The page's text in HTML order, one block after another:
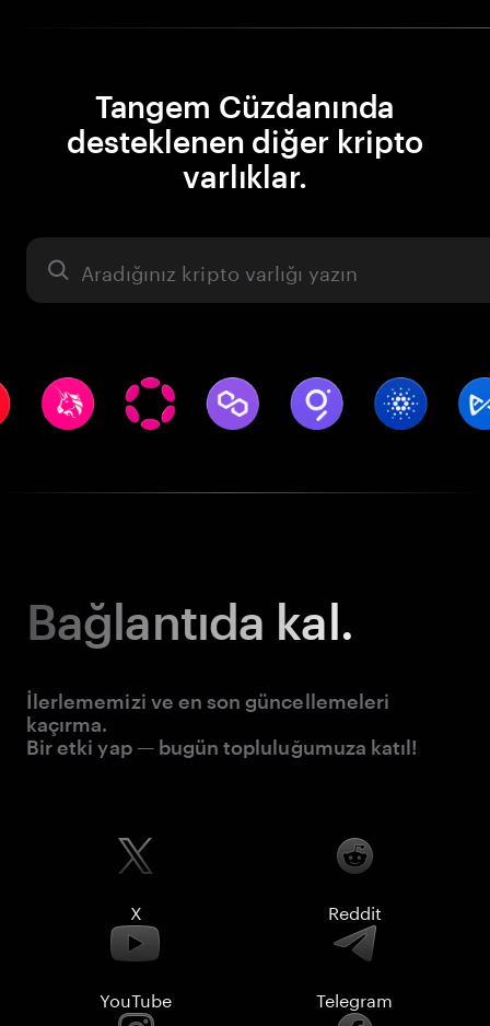
Tangem Cüzdanında
desteklenen diğer kripto
varlıklar.
Varlık
Bağlantıda kal.
İlerlememizi ve en son güncellemeleri
kaçırma.
Bir etki yap — bugün topluluğumuza katıl!
X Reddit
YouTube Telegram